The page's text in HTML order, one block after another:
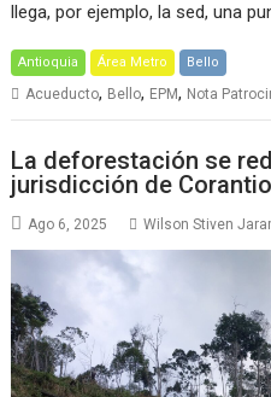
llega, por ejemplo, la sed, una
Antioquia Área Metro Bello
Acueducto, Bello, EPM, Nota
La deforestación se
jurisdicción de
Ago 6, 2025 Wilson Stiven